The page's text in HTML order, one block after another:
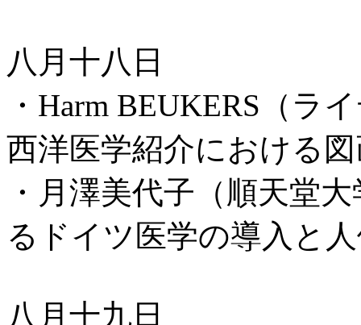
八月十八日
・Harm BEUKERS（ラ
西洋医学紹介における
・月澤美代子（順天堂
るドイツ医学の導入と
八月十九日